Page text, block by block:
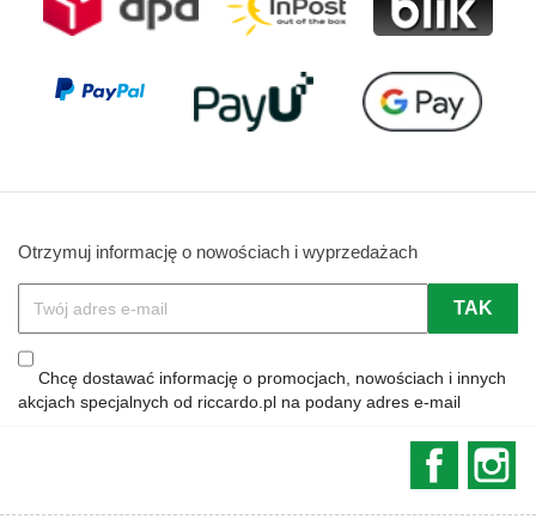
Otrzymuj informację o nowościach i wyprzedażach
Chcę dostawać informację o promocjach, nowościach i innych
akcjach specjalnych od riccardo.pl na podany adres e-mail